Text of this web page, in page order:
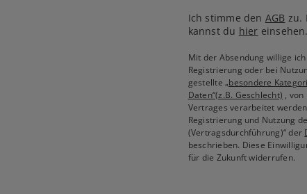
Ich stimme den AGB zu.
kannst du hier einsehen.
Mit der Absendung willige
Registrierung oder bei
gestellte„besondere
Daten“(z.B. Geschlecht) , von
Vertrages verarbeitet
Registrierung und Nutzung
(Vertragsdurchführung)“ der
beschrieben. Diese
für die Zukunft widerrufen.